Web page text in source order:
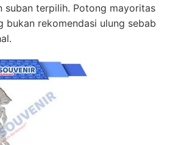
suban terpilih. Potong mayoritas
bukan rekomendasi ulung sebab